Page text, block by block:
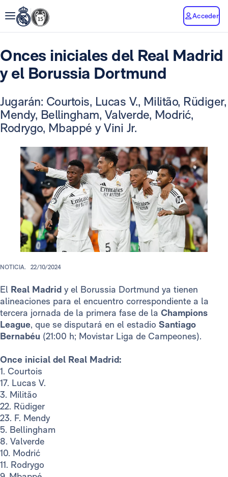
Acceder
Onces iniciales del Real Madrid
y el Borussia Dortmund
Jugarán: Courtois, Lucas V., Militão, Rüdiger,
Mendy, Bellingham, Valverde, Modrić,
Rodrygo, Mbappé y Vini Jr.
NOTICIA. 22/10/2024
El Real Madrid y el Borussia Dortmund ya tienen
alineaciones para el encuentro correspondiente a la
tercera jornada de la primera fase de la Champions
League, que se disputará en el estadio Santiago
Bernabéu (21:00 h; Movistar Liga de Campeones).
Once inicial del Real Madrid:
1. Courtois
17. Lucas V.
3. Militão
22. Rüdiger
23. F. Mendy
5. Bellingham
8. Valverde
10. Modrić
11. Rodrygo